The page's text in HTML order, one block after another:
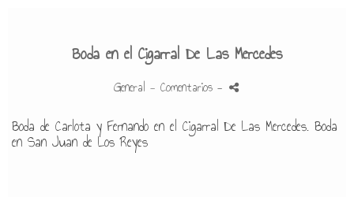
Boda en el Cigarral De Las Mercedes
General - Comentarios -
Boda de Carlota y Fernando en el Cigarral De Las Mercedes. Boda
en San Juan de Los Reyes